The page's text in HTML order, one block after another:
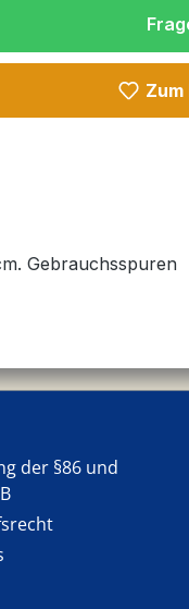
Gebrauchsspuren
der §86 und